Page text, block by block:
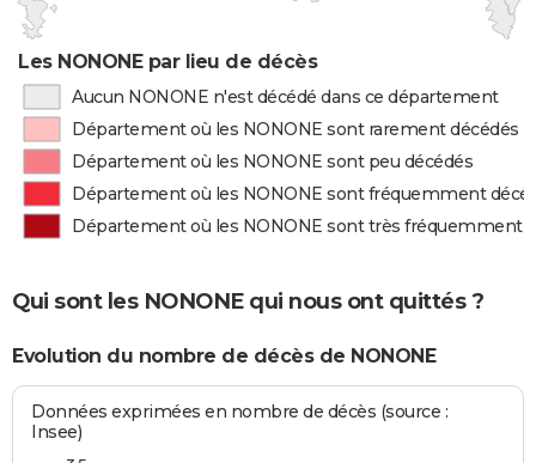
Les NONONE par lieu de décès
Aucun NONONE n'est décédé dans ce département
Département où les NONONE sont rarement décédés
Département où les NONONE sont peu décédés
Département où les NONONE sont fréquemment
Département où les NONONE sont très fréquemment
Qui sont les NONONE qui nous ont quittés ?
Evolution du nombre de décès de NONONE
Données exprimées en nombre de décès (source :
Insee)